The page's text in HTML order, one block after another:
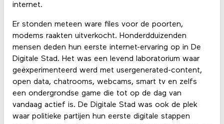
internet.
Er stonden meteen ware files voor de poorten,
modems raakten uitverkocht. Honderdduizenden
mensen deden hun eerste internet-ervaring op in De
Digitale Stad. Het was een levend laboratorium waar
geëxperimenteerd werd met usergenerated-content,
open data, chatrooms, webcams, smart tv en zelfs
een ondergrondse game die tot op de dag van
vandaag actief is. De Digitale Stad was ook de plek
waar politieke partijen hun eerste digitale stappen